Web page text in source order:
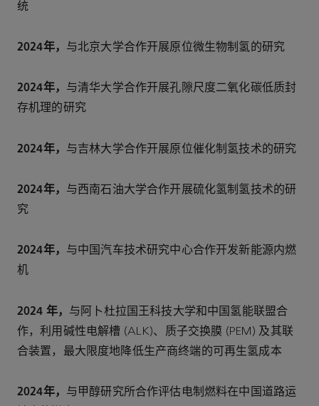
统
2024年， 与北京大学合作开展原位微生物制氢的研究
2024年，
与清华大学合作开展孔隙尺度二氧化碳低质封
存机理的研究
2024年， 与吉林大学合作开展原位催化制氢技术的研究
2024年，
与西南石油大学合作开展硫化氢制氢技术的研
究
2024年，
与中国汽车技术研究中心合作开发新能源内燃
机
2024 年，
与阿卜杜拉国王科技大学和中国氢能联盟合
作，利用碱性电解槽 (ALK)、质子交换膜 (PEM) 及其联
合装置，最大限度地降低生产商终端的可再生氢成本
2024年，
与甲醇研究所合作评估电制燃料在中国道路运